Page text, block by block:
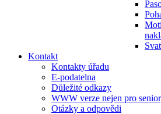
Kontakt
Kontakty úřadu
E-podatelna
Důležité odkazy
WWW verze nejen pro
Otázky a odpovědi